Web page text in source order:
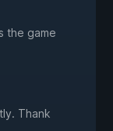
the game
Thank